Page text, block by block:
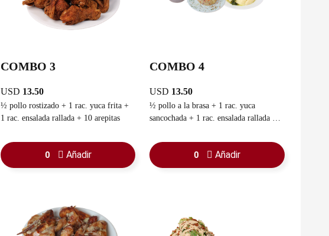
COMBO 3
USD 13.50
½ pollo rostizado + 1 rac. yuca frita +
1 rac. ensalada rallada + 10 arepitas
0 Añadir
COMBO 4
USD 13.50
½ pollo a la brasa + 1 rac. yuca
sancochada + 1 rac. ensalada rallada +
0 Añadir